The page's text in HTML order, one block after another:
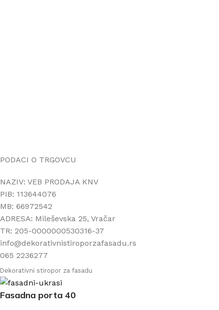
PODACI O TRGOVCU
NAZIV: VEB PRODAJA KNV
PIB: 113644076
MB: 66972542
ADRESA: Mileševska 25, Vračar
TR: 205-0000000530316-37
info@dekorativnistiroporzafasadu.rs
065 2236277
Dekorativni stiropor za fasadu
Fasadna porta 40